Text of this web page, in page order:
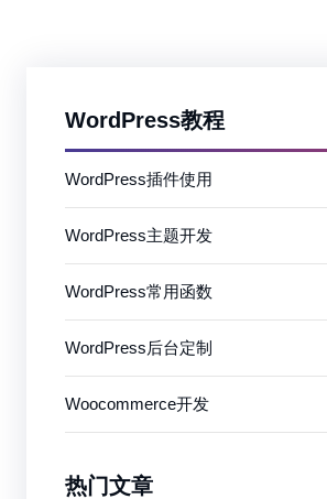
WordPress教程
WordPress插件使用
WordPress主题开发
WordPress常用函数
WordPress后台定制
Woocommerce开发
热门文章